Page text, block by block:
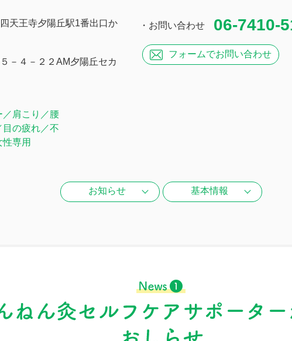
王寺夕陽丘駅1番出口か
－４－２２AM夕陽丘セカ
／肩こり／腰
の疲れ／不
専用
・お問い合わせ 06-7410-
フォームでお問い合わせ
お知らせ 基本情報